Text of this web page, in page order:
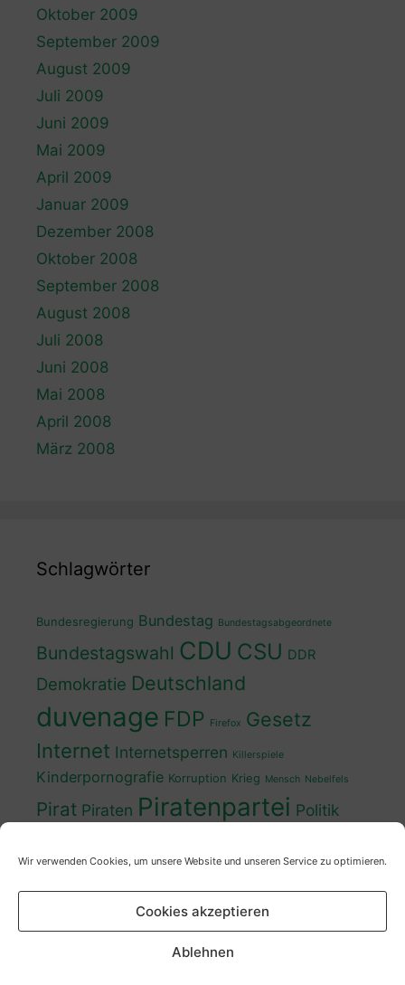
Wir verwenden Cookies, um unsere Website und unseren Service zu optimieren.
Cookies akzeptieren
Ablehnen
Oktober 2009
September 2009
August 2009
Juli 2009
Juni 2009
Mai 2009
April 2009
Januar 2009
Dezember 2008
Oktober 2008
September 2008
August 2008
Juli 2008
Juni 2008
Mai 2008
April 2008
März 2008
Schlagwörter
Bundesregierung Bundestag Bundestagsabgeordnete
Bundestagswahl CDU CSU DDR
Demokratie Deutschland
duvenage FDP Firefox Gesetz
Internet Internetsperren Killerspiele
Kinderpornografie Korruption Krieg Mensch Nebelfels
Pirat Piraten Piratenpartei Politik
Wahlkampf Wahlprogramm Wähler
Zensur Zensursula Überwachung